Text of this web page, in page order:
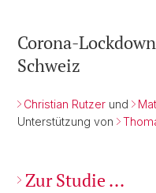
Corona-
Schweiz
Christian Rutzer und
Unterstützung von
Zur Studie ...